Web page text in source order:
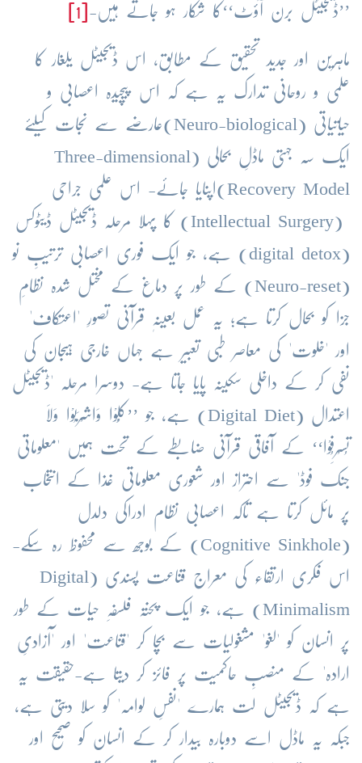
’’ڈیجیٹل برن آؤٹ‘‘کا شکار ہو جاتے ہیں-
ماہرین اور جدید تحقیق کے مطابق، اس ڈیجیٹل یلغار کا
علمی و روحانی تدارک یہ ہے کہ اس پیچیدہ اعصابی و
حیاتیاتی (Neuro-biological)عارضے سے نجات کیلئے
ایک سہ جہتی ماڈلِ بحالی (Three-dimensional
Recovery Model)اپنایا جائے- اس علمی جراحی
(Intellectual Surgery) کا پہلا مرحلہ ڈیجیٹل ڈیٹوکس
(digital detox) ہے، جو ایک فوری اعصابی ترتیبِ نو
(Neuro-reset) کے طور پر دماغ کے مختل شدہ نظامِ
جزا کو بحال کرتا ہے؛ یہ عمل بعینہٖ قرآنی تصورِ 'اعتکاف'
اور 'خلوت' کی معاصر طبی تعبیر ہے جہاں خارجی ہیجان کی
نفی کر کے داخلی سکینہ پایا جاتا ہے- دوسرا مرحلہ 'ڈیجیٹل
اعتدال (Digital Diet) ہے، جو ’’کُلُوْا وَاشْرَبُوْا وَلَا
تُسْرِفُوْا‘‘ کے آفاقی قرآنی ضابطے کے تحت ہمیں 'معلوماتی
جنک فوڈ' سے احتراز اور شعوری معلوماتی غذا کے انتخاب
پر مائل کرتا ہے تاکہ اعصابی نظام ادراکی دلدل
(Cognitive Sinkhole) کے بوجھ سے محفوظ رہ سکے-
اس فکری ارتقاء کی معراج قناعت پسندی (Digital
Minimalism) ہے، جو ایک پختہ فلسفہِ حیات کے طور
پر انسان کو 'لغو' مشغولیات سے بچا کر 'قناعت' اور 'آزادیِ
ارادہ' کے منصبِ حاکمیت پر فائز کر دیتا ہے-حقیقت یہ
ہے کہ ڈیجیٹل لت ہمارے 'نفسِ لوامہ' کو سلا دیتی ہے،
جبکہ یہ ماڈل اسے دوبارہ بیدار کر کے انسان کو صحیح اور